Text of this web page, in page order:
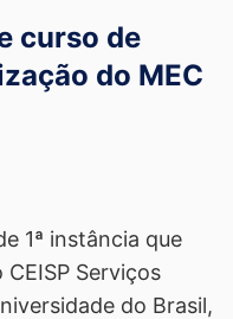
curso de
do MEC
1ª instância que
Serviços
do Brasil,